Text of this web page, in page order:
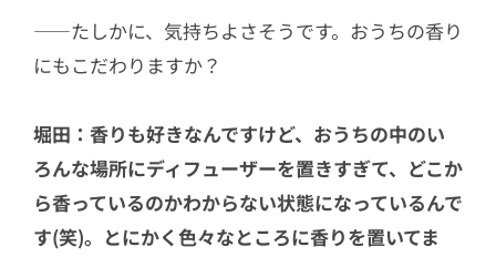
――たしかに、気持ちよさそうです。おうちの香り
にもこだわりますか？
堀田：香りも好きなんですけど、おうちの中のい
ろんな場所にディフューザーを置きすぎて、どこか
ら香っているのかわからない状態になっているんで
す(笑)。とにかく色々なところに香りを置いてま